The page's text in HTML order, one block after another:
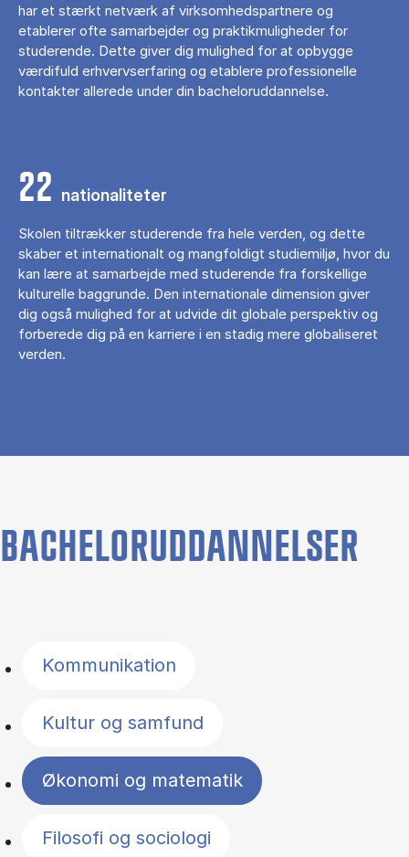
har et stærkt netværk af virksomhedspartnere og
etablerer ofte samarbejder og praktikmuligheder for
studerende. Dette giver dig mulighed for at opbygge
værdifuld erhvervserfaring og etablere professionelle
kontakter allerede under din bacheloruddannelse.
22 nationaliteter
Skolen tiltrækker studerende fra hele verden, og dette
skaber et internationalt og mangfoldigt studiemiljø, hvor du
kan lære at samarbejde med studerende fra forskellige
kulturelle baggrunde. Den internationale dimension giver
dig også mulighed for at udvide dit globale perspektiv og
forberede dig på en karriere i en stadig mere globaliseret
verden.
BACHELORUDDANNELSER
Kommunikation
Kultur og samfund
Økonomi og matematik
Filosofi og sociologi